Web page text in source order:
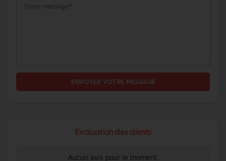
ENVOYER VOTRE MESSAGE
Evaluation des clients
Aucun avis pour le moment.